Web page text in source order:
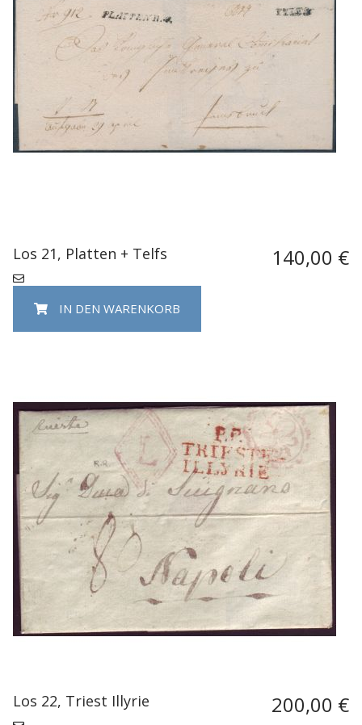
Los 21, Platten + Telfs 140,00 €
IN DEN WARENKORB
Los 22, Triest Illyrie 200,00 €